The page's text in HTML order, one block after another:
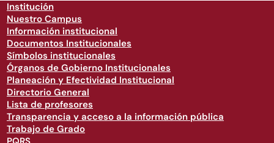
Institución
Nuestro Campus
Información institucional
Documentos Institucionales
Símbolos institucionales
Órganos de Gobierno Institucionales
Planeación y Efectividad Institucional
Directorio General
Lista de profesores
Transparencia y acceso a la información pública
Trabajo de Grado